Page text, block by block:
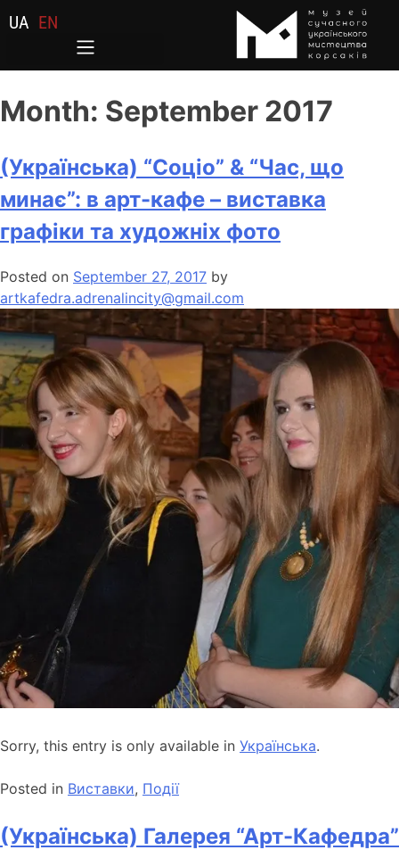
UA EN
Month: September 2017
(Українська) “Соціо” & “Час, що
минає”: в арт-кафе – виставка
графіки та художніх фото
Posted on September 27, 2017 by
artkafedra.adrenalincity@gmail.com
Sorry, this entry is only available in Українська.
Posted in Виставки, Події
(Українська) Галерея “Арт-Кафедра”